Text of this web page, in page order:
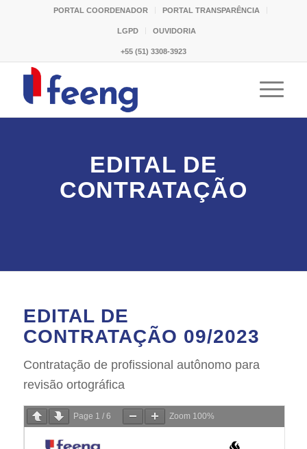
PORTAL COORDENADOR PORTAL TRANSPARÊNCIA
LGPD OUVIDORIA
+55 (51) 3308-3923
EDITAL DE
CONTRATAÇÃO
EDITAL DE
CONTRATAÇÃO 09/2023
Contratação de profissional autônomo para
revisão ortográfica
Page 1 / 6 Zoom 100%